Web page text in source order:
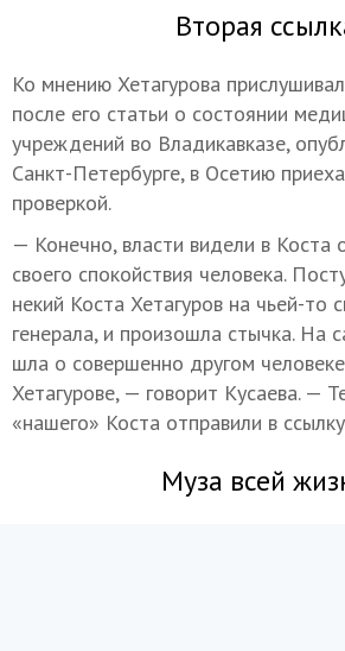
Вторая
Ко мнению Хетагурова
после его статьи о состоянии
учреждений во Владикавказе,
Санкт-Петербурге, в Осетию
проверкой.
— Конечно, власти видели в Коста
своего спокойствия человека.
некий Коста Хетагуров на чьей-то
генерала, и произошла стычка. На
шла о совершенно другом
Хетагурове, — говорит Кусаева. —
«нашего» Коста отправили в
Муза всей